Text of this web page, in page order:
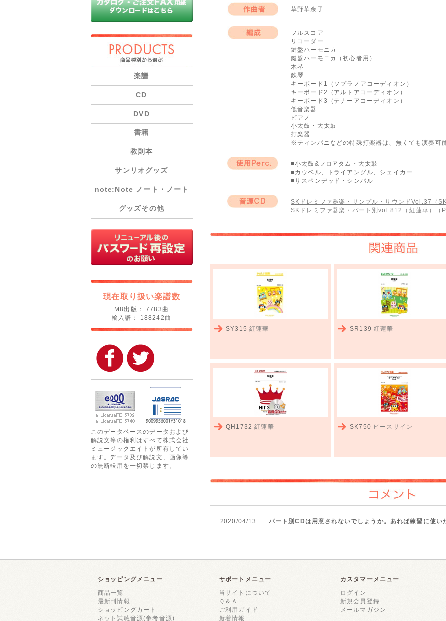
楽譜
CD
DVD
書籍
教則本
サンリオグッズ
note:Note ノート・ノート
グッズその他
現在取り扱い楽譜数
M8出版： 7783曲
輸入譜： 188242曲
このデータベースのデータおよび
解説文等の権利はすべて株式会社
ミュージックエイトが所有してい
ます。データ及び解説文、画像等
の無断転用を一切禁じます。
草野華余子
フルスコア
リコーダー
鍵盤ハーモニカ
鍵盤ハーモニカ（初心者用）
木琴
鉄琴
キーボード1（ソプラノアコーディオン）
キーボード2（アルトアコーディオン）
キーボード3（テナーアコーディオン）
低音楽器
ピアノ
小太鼓・大太鼓
打楽器
※ティンパニなどの特殊打楽器は、無くても演奏可能
■小太鼓&フロアタム・大太鼓
■カウベル、トライアングル、シェイカー
■サスペンデッド・シンバル
SKドレミファ器楽・サンプル・サウンドVol.37（
SKドレミファ器楽・パート別vol.812（紅蓮華）（
関連商品
SY315紅蓮華 SR139紅蓮華
QH1732紅蓮華 SK750 ピースサイン
コメント
2020/04/13 パート別CDは用意されないでしょうか。あれば練習に使い
ショッピングメニュー
商品一覧
最新刊情報
ショッピングカート
ネット試聴音源(参考音源)
サポートメニュー
当サイトについて
Ｑ＆Ａ
ご利用ガイド
新着情報
カスタマーメニュー
ログイン
新規会員登録
メールマガジン